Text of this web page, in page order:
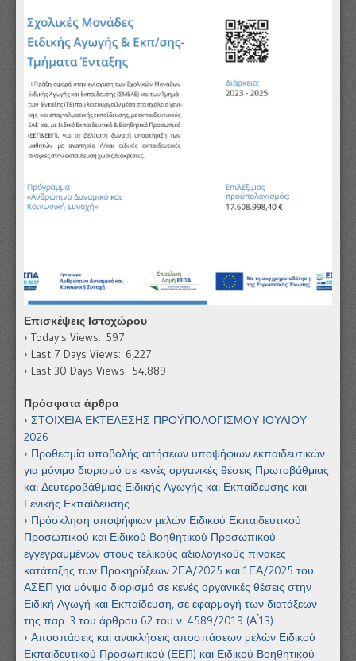
Επισκέψεις Ιστοχώρου
Today's Views: 597
Last 7 Days Views: 6,227
Last 30 Days Views: 54,889
Πρόσφατα άρθρα
ΣΤΟΙΧΕΙΑ ΕΚΤΕΛΕΣΗΣ ΠΡΟΫΠΟΛΟΓΙΣΜΟΥ ΙΟΥΛΙΟΥ
2026
Προθεσμία υποβολής αιτήσεων υποψήφιων εκπαιδευτικών
για μόνιμο διορισμό σε κενές οργανικές θέσεις Πρωτοβάθμιας
και Δευτεροβάθμιας Ειδικής Αγωγής και Εκπαίδευσης και
Γενικής Εκπαίδευσης.
Πρόσκληση υποψήφιων μελών Ειδικού Εκπαιδευτικού
Προσωπικού και Ειδικού Βοηθητικού Προσωπικού
εγγεγραμμένων στους τελικούς αξιολογικούς πίνακες
κατάταξης των Προκηρύξεων 2ΕΑ/2025 και 1ΕΑ/2025 του
ΑΣΕΠ για μόνιμο διορισμό σε κενές οργανικές θέσεις στην
Ειδική Αγωγή και Εκπαίδευση, σε εφαρμογή των διατάξεων
της παρ. 3 του άρθρου 62 του ν. 4589/2019 (Α ́13)
Αποσπάσεις και ανακλήσεις αποσπάσεων μελών Ειδικού
Εκπαιδευτικού Προσωπικού (ΕΕΠ) και Ειδικού Βοηθητικού